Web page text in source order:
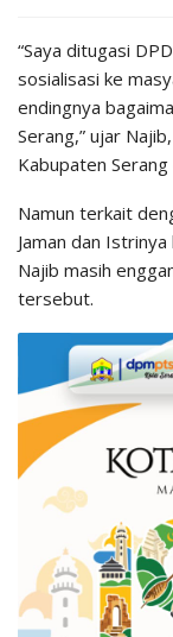
“Saya ditugasi
sosialisasi ke
endingnya
Serang,” ujar
Kabupaten
Namun terkait
Jaman dan
Najib masih
tersebut.